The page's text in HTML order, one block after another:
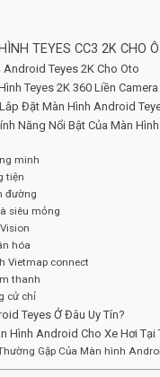
TEYES CC3 2K CHO
Android Teyes 2K Cho Oto
Teyes 2K 360 Liền Camera
Đặt Màn Hình Android
Năng Nổi Bật Của Màn Hình
minh
tiện
đường
siêu mỏng
hóa
Vietmap connect
thanh
cử chỉ
Teyes Ở Đâu Uy Tín?
Hình Android Cho Xe Hơi Tại
Gặp Của Màn hình